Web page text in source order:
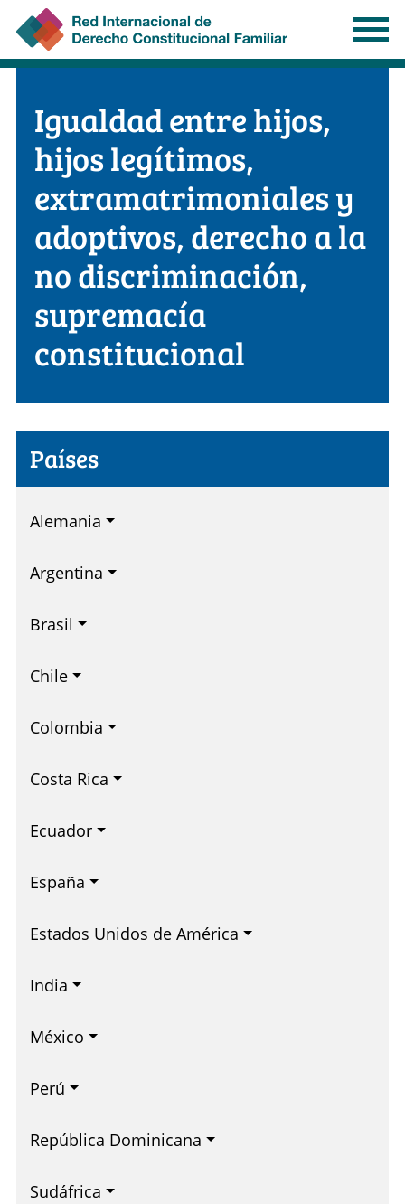
al
contenido
Igualdad entre hijos,
hijos legítimos,
extramatrimoniales y
adoptivos, derecho a la
no discriminación,
supremacía
constitucional
Países
Alemania
Argentina
Brasil
Chile
Colombia
Costa Rica
Ecuador
España
Estados Unidos de América
India
México
Perú
República Dominicana
Sudáfrica